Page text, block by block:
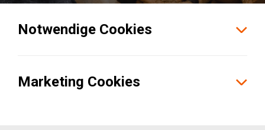
Notwendige Cookies
Marketing Cookies